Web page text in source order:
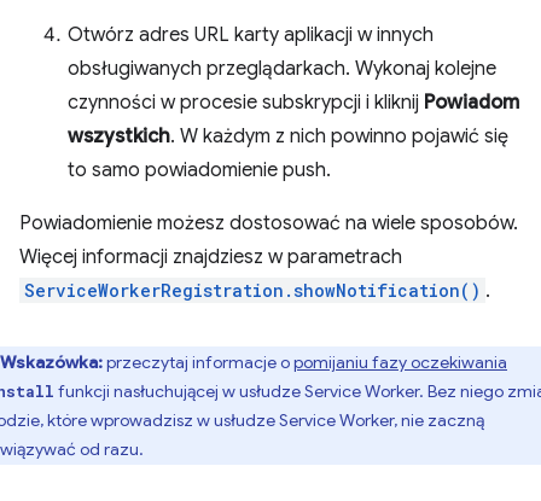
Otwórz adres URL karty aplikacji w innych
obsługiwanych przeglądarkach. Wykonaj kolejne
czynności w procesie subskrypcji i kliknij Powiadom
wszystkich. W każdym z nich powinno pojawić się
to samo powiadomienie push.
Powiadomienie możesz dostosować na wiele sposobów.
Więcej informacji znajdziesz w parametrach
ServiceWorkerRegistration.showNotification() .
Wskazówka:przeczytaj informacje opomijaniu fazy oczekiwania
funkcji nasłuchującej w usłudze Service Worker. Bez niego
które wprowadzisz w usłudze Service Worker, nie zaczną
od razu.